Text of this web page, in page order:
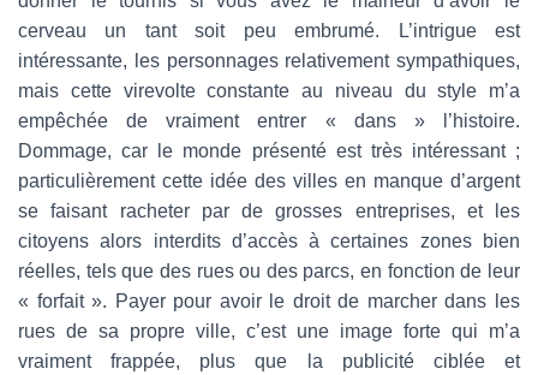
cerveau un tant soit peu embrumé. L’intrigue est
intéressante, les personnages relativement sympathiques,
mais cette virevolte constante au niveau du style m’a
empêchée de vraiment entrer « dans » l’histoire.
Dommage, car le monde présenté est très intéressant ;
particulièrement cette idée des villes en manque d’argent
se faisant racheter par de grosses entreprises, et les
citoyens alors interdits d’accès à certaines zones bien
réelles, tels que des rues ou des parcs, en fonction de leur
« forfait ». Payer pour avoir le droit de marcher dans les
rues de sa propre ville, c’est une image forte qui m’a
vraiment frappée, plus que la publicité ciblée et